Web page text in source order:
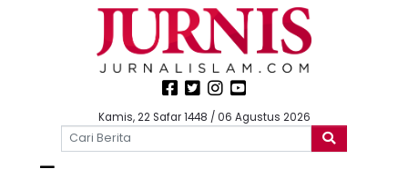
Kamis, 22 Safar 1448 / 06 Agustus 2026